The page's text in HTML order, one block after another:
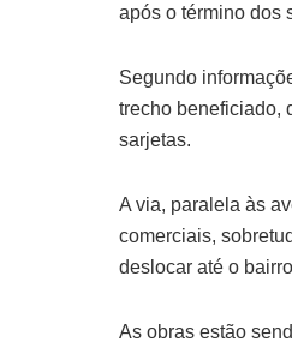
após o término dos
Segundo
trecho beneficiado,
sarjetas.
A via, paralela às
comerciais,
deslocar até o
As obras estão